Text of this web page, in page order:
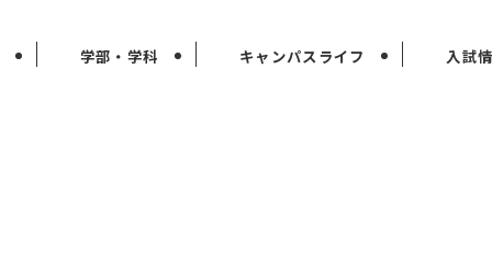
学部・学科 キャンパスライフ 入試